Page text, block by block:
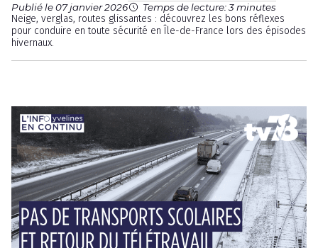
Publié le 07 janvier 2026 Temps de lecture: 3 minutes
Neige, verglas, routes glissantes : découvrez les bons réflexes
pour conduire en toute sécurité en Île-de-France lors des épisodes
hivernaux.